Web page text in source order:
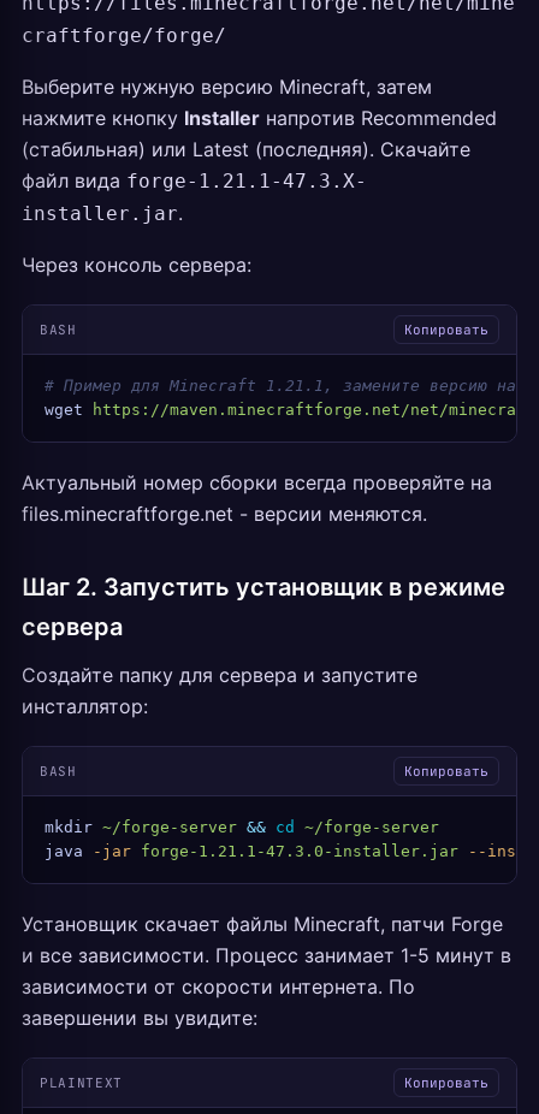
craftforge/forge/
Выберите нужную версию Minecraft, затем
нажмите кнопку Installer напротив Recommended
(стабильная) или Latest (последняя). Скачайте
файл вида forge-1.21.1-47.3.X-
installer.jar.
Через консоль сервера:
BASH Копировать
# Пример для Minecraft 1.21.1, замените версию на
wget https://maven.minecraftforge.net/net/
Актуальный номер сборки всегда проверяйте на
files.minecraftforge.net - версии меняются.
Шаг 2. Запустить установщик в режиме
сервера
Создайте папку для сервера и запустите
инсталлятор:
BASH Копировать
mkdir ~/forge-server && cd
~/forge-server
java -jar forge-1.21.1-47.3.0-installer.jar --
Установщик скачает файлы Minecraft, патчи Forge
и все зависимости. Процесс занимает 1-5 минут в
зависимости от скорости интернета. По
завершении вы увидите:
PLAINTEXT Копировать